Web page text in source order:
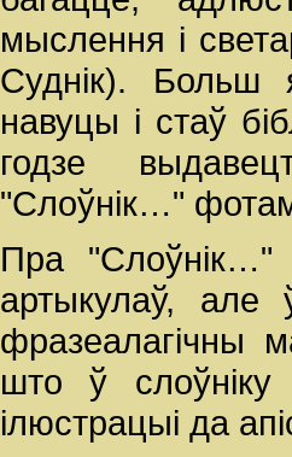
мыслення і
Суднік). Больш
навуцы і стаў
годзе
"Слоўнік…"
Пра "Слоўнік…"
артыкулаў, але
фразеалагічны
што ў слоўніку
ілюстрацыі да